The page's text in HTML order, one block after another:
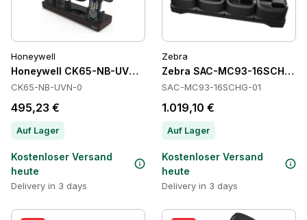
Honeywell
Honeywell CK65-NB-UVN-0 Cradles
CK65-NB-UVN-0
495,23 €
Auf Lager
Kostenloser Versand
heute
Delivery in 3 days
Zebra
Zebra SAC-MC93-16SCHG-
SAC-MC93-16SCHG-01
1.019,10 €
Auf Lager
Kostenloser Versand
heute
Delivery in 3 days